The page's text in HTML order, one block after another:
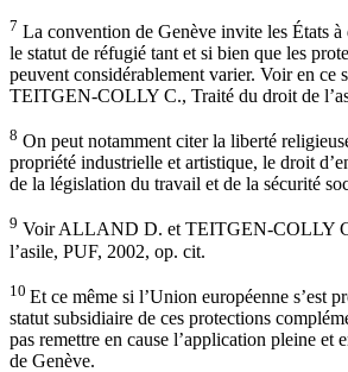
7 La convention de Genève invite les États
le statut de réfugié tant et si bien que les
peuvent considérablement varier. Voir en
TEITGEN-COLLY C., Traité du droit de
8 On peut notamment citer la liberté
propriété industrielle et artistique, le droit
de la législation du travail et de la sécurité
9 Voir ALLAND D. et TEITGEN-COLLY
l’asile, PUF, 2002, op. cit.
10 Et ce même si l’Union européenne s’est
statut subsidiaire de ces protections
pas remettre en cause l’application pleine et
de Genève.